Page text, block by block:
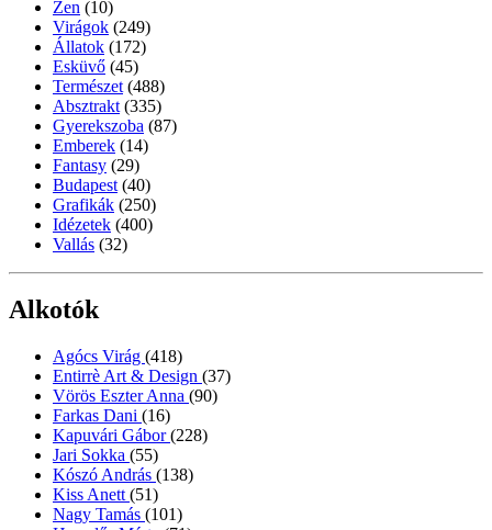
Zen (10)
Virágok (249)
Állatok (172)
Esküvő (45)
Természet (488)
Absztrakt (335)
Gyerekszoba (87)
Emberek (14)
Fantasy (29)
Budapest (40)
Grafikák (250)
Idézetek (400)
Vallás (32)
Alkotók
Agócs Virág (418)
Entirrè Art & Design (37)
Vörös Eszter Anna (90)
Farkas Dani (16)
Kapuvári Gábor(228)
Jari Sokka (55)
Kószó András (138)
Kiss Anett (51)
Nagy Tamás (101)